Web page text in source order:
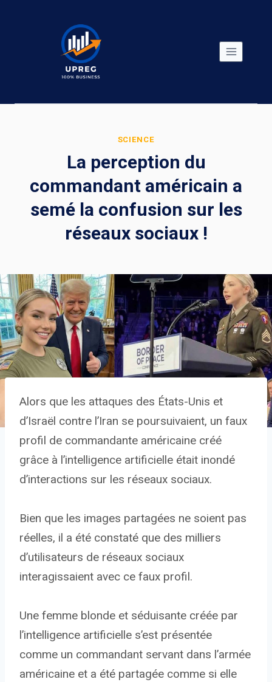
SCIENCE
La perception du
commandant américain a
semé la confusion sur les
réseaux sociaux !
Alors que les attaques des États-Unis et
d’Israël contre l’Iran se poursuivaient, un faux
profil de commandante américaine créé
grâce à l’intelligence artificielle était inondé
d’interactions sur les réseaux sociaux.
Bien que les images partagées ne soient pas
réelles, il a été constaté que des milliers
d’utilisateurs de réseaux sociaux
interagissaient avec ce faux profil.
Une femme blonde et séduisante créée par
l’intelligence artificielle s’est présentée
comme un commandant servant dans l’armée
américaine et a été partagée comme si elle